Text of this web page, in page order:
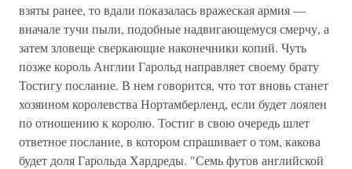
взяты ранее, то вдали показалась вражеская армия —
вначале тучи пыли, подобные надвигающемуся смерчу, а
затем зловеще сверкающие наконечники копий. Чуть
позже король Англии Гарольд направляет своему брату
Тостигу послание. В нем говорится, что тот вновь станет
хозяином королевства Нортамберленд, если будет лоялен
по отношению к королю. Тостиг в свою очередь шлет
ответное послание, в котором спрашивает о том, какова
будет доля Гарольда Хардреды. "Семь футов английской